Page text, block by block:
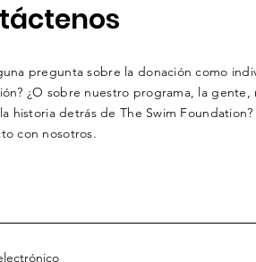
pregunta sobre la donación como
¿O sobre nuestro programa, la gente,
historia detrás de The Swim Foundation?
con nosotros.